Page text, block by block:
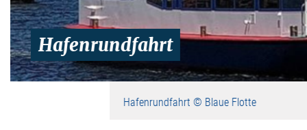
Hafenrundfahrt
Hafenrundfahrt © Blaue Flotte